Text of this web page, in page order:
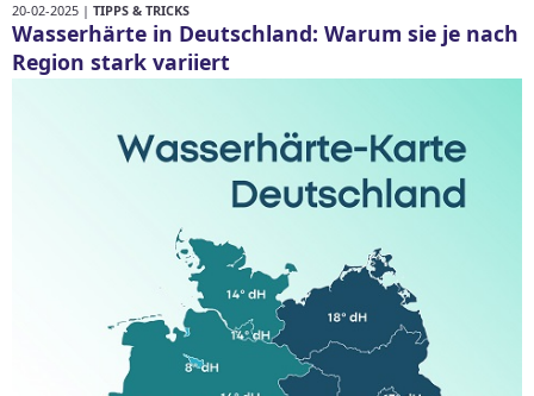
20-02-2025 | TIPPS & TRICKS
Wasserhärte in Deutschland: Warum sie je nach
Region stark variiert